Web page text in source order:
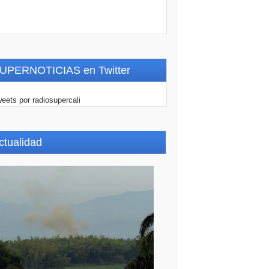
en Twitter
por radiosupercali